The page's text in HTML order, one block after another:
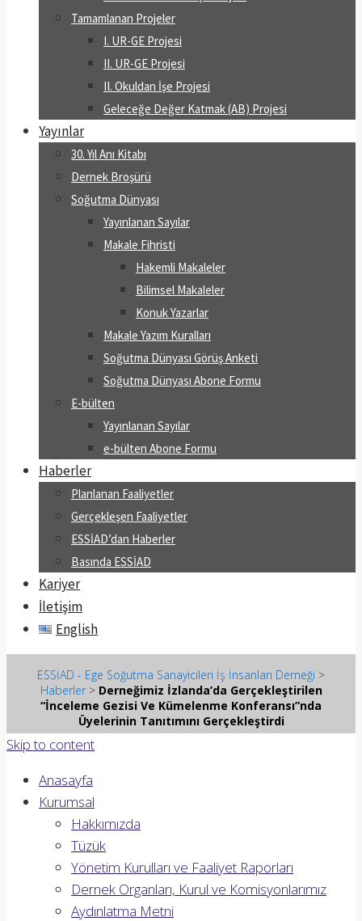
Tamamlanan Projeler
I. UR-GE Projesi
II. UR-GE Projesi
II. Okuldan İşe Projesi
Geleceğe Değer Katmak (AB) Projesi
Yayınlar
30. Yıl Anı Kitabı
Dernek Broşürü
Soğutma Dünyası
Yayınlanan Sayılar
Makale Fihristi
Hakemli Makaleler
Bilimsel Makaleler
Konuk Yazarlar
Makale Yazım Kuralları
Soğutma Dünyası Görüş Anketi
Soğutma Dünyası Abone Formu
E-bülten
Yayınlanan Sayılar
e-bülten Abone Formu
Haberler
Planlanan Faaliyetler
Gerçekleşen Faaliyetler
ESSİAD’dan Haberler
Basında ESSİAD
Kariyer
İletişim
English
ESSİAD - Ege Soğutma Sanayicileri İş İnsanları Derneği >
Haberler> Derneğimiz İzlanda’da Gerçekleştirilen
“İnceleme Gezisi Ve Kümelenme Konferansı”nda
Üyelerinin Tanıtımını Gerçekleştirdi
Skip to content
Anasayfa
Kurumsal
Hakkımızda
Tüzük
Yönetim Kurulları ve Faaliyet Raporları
Dernek Organları, Kurul ve Komisyonlarımız
Aydınlatma Metni